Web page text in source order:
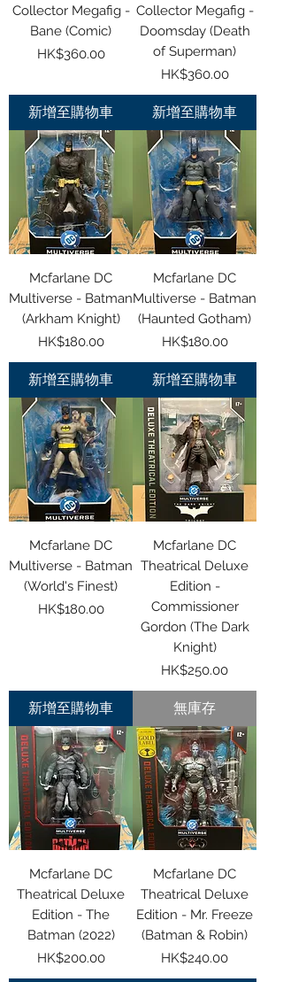
Collector Megafig -
Bane (Comic)
價格
HK$360.00
新增至購物車
Collector Megafig -
Doomsday (Death
of Superman)
價格
HK$360.00
新增至購物車
Mcfarlane DC
Multiverse - Batman
(Arkham Knight)
價格
HK$180.00
新增至購物車
Mcfarlane DC
Multiverse - Batman
(Haunted Gotham)
價格
HK$180.00
新增至購物車
Mcfarlane DC
Multiverse - Batman
(World's Finest)
價格
HK$180.00
新增至購物車
Mcfarlane DC
Theatrical Deluxe
Edition -
Commissioner
Gordon (The Dark
Knight)
價格
HK$250.00
無庫存
Mcfarlane DC
Theatrical Deluxe
Edition - The
Batman (2022)
價格
HK$200.00
Mcfarlane DC
Theatrical Deluxe
Edition - Mr. Freeze
(Batman & Robin)
價格
HK$240.00